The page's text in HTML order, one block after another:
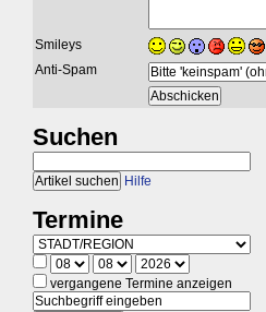
Smileys
Anti-Spam
Suchen
Hilfe
Termine
vergangene Termine anzeigen